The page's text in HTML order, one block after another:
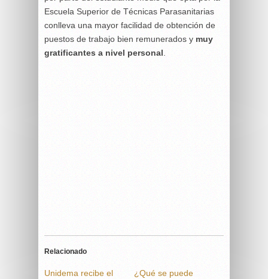
Escuela Superior de Técnicas Parasanitarias
conlleva una mayor facilidad de obtención de
puestos de trabajo bien remunerados y muy
gratificantes a nivel personal
Relacionado
Unidema recibe el
¿Qué se puede